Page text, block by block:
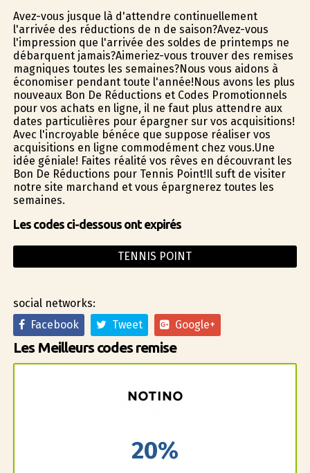
Avez-vous jusque là d'attendre continuellement
l'arrivée des réductions de fin de saison?Avez-vous
l'impression que l'arrivée des soldes de printemps ne
débarquent jamais?Aimeriez-vous trouver des remises
magnifiques toutes les semaines?Nous vous aidons à
économiser pendant toute l'année!Nous avons les plus
nouveaux Bon De Réductions et Codes Promotionnels
pour vos achats en ligne, il ne faut plus attendre aux
dates particulières pour épargner sur vos acquisitions!
Avec l'incroyable bénéfice que suppose réaliser vos
acquisitions en ligne commodément chez vous.Une
idée géniale! Faites réalité vos rêves en découvrant les
Bon De Réductions pour Tennis Point!Il suffit de visiter
notre site marchand et vous épargnerez toutes les
semaines.
Les codes ci-dessous ont expirés
TENNIS POINT
social networks:
Facebook
Tweet Google+
Les Meilleurs codes remise
20%